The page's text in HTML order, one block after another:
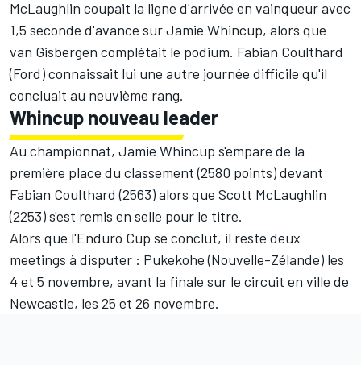
McLaughlin coupait la ligne d'arrivée en vainqueur avec
1,5 seconde d'avance sur Jamie Whincup, alors que
van Gisbergen complétait le podium. Fabian Coulthard
(Ford) connaissait lui une autre journée difficile qu'il
concluait au neuvième rang.
Whincup nouveau leader
Au championnat, Jamie Whincup s'empare de la
première place du classement (2580 points) devant
Fabian Coulthard (2563) alors que Scott McLaughlin
(2253) s'est remis en selle pour le titre.
Alors que l'Enduro Cup se conclut, il reste deux
meetings à disputer : Pukekohe (Nouvelle-Zélande) les
4 et 5 novembre, avant la finale sur le circuit en ville de
Newcastle, les 25 et 26 novembre.